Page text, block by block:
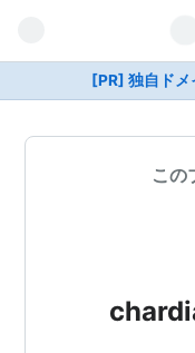
[PR] 独自ドメ
この